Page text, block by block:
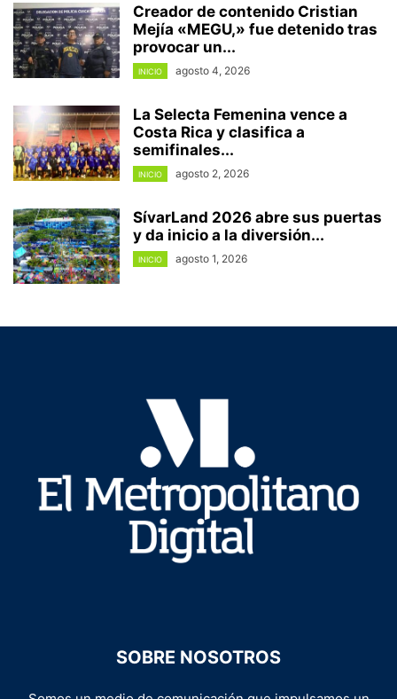
Creador de contenido Cristian
Mejía «MEGU,» fue detenido tras
provocar un...
INICIO agosto 4, 2026
La Selecta Femenina vence a
Costa Rica y clasifica a
semifinales...
INICIO agosto 2, 2026
SívarLand 2026 abre sus puertas
y da inicio a la diversión...
INICIO agosto 1, 2026
SOBRE NOSOTROS